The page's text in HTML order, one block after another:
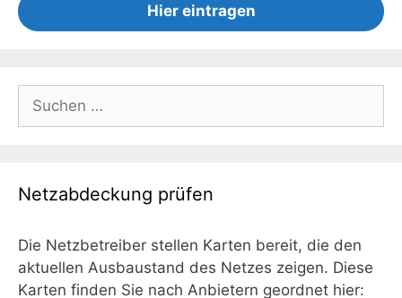
Hier eintragen
nach:
Netzabdeckung prüfen
Die Netzbetreiber stellen Karten bereit, die den
aktuellen Ausbaustand des Netzes zeigen. Diese
Karten finden Sie nach Anbietern geordnet hier: